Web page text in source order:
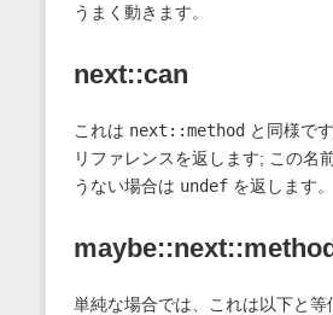
うまく動きます。
next::can
これは next::method と同様で
リファレンスを返します; この名
うない場合は undefを返します。
単純な場合では、これは以下と等